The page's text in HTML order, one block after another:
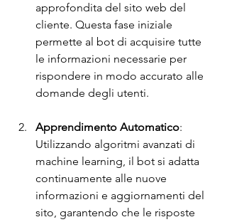
approfondita del sito web del
cliente. Questa fase iniziale
permette al bot di acquisire tutte
le informazioni necessarie per
rispondere in modo accurato alle
domande degli utenti.
Apprendimento Automatico:
Utilizzando algoritmi avanzati di
machine learning, il bot si adatta
continuamente alle nuove
informazioni e aggiornamenti del
sito, garantendo che le risposte